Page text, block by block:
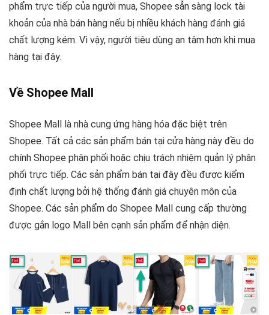
phẩm trực tiếp của người mua, Shopee sẵn sàng lock tài
khoản của nhà bán hàng nếu bị nhiều khách hàng đánh giá
chất lượng kém. Vì vậy, người tiêu dùng an tâm hơn khi mua
hàng tại đây.
Về Shopee Mall
Shopee Mall là nhà cung ứng hàng hóa đặc biệt trên
Shopee. Tất cả các sản phẩm bán tại cửa hàng này đều do
chính Shopee phân phối hoặc chịu trách nhiệm quản lý phân
phối trực tiếp. Các sản phẩm bán tại đây đều được kiểm
định chất lượng bởi hệ thống đánh giá chuyên môn của
Shopee. Các sản phẩm do Shopee Mall cung cấp thường
được gắn logo Mall bên cạnh sản phẩm để nhận diện.